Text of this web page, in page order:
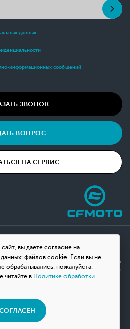
вы даете согласие на
файлов cookie. Если вы не
обрабатывались, пожалуйста,
читайте в Политике обработки
данных
информационных сообщений
ЗВОНОК
ВОПРОС
НА СЕРВИС
интернет-сайт носит исключительно
условиях не является публичной офертой,
Гражданского кодекса Российской
информации о наличии и стоимости указанных
менеджерам компании с помощью специальной